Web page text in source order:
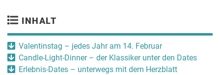
INHALT
Valentinstag – jedes Jahr am 14. Februar
Candle-Light-Dinner – der Klassiker unter den Dates
Erlebnis-Dates – unterwegs mit dem Herzblatt